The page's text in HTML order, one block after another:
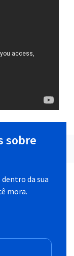
sobre
da sua
mora.